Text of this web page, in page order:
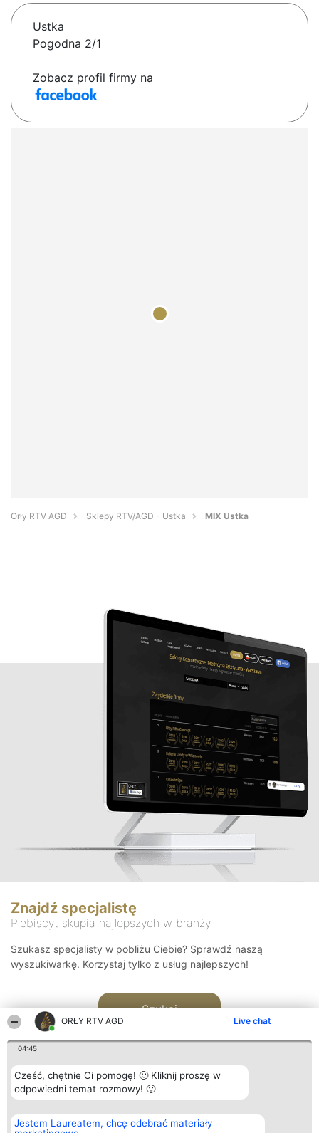
ORŁY RTV AGD Live chat
04:45
Cześć, chętnie Ci pomogę! 🙂 Kliknij proszę w
odpowiedni temat rozmowy! 🙂
Jestem Laureatem, chcę odebrać materiały
Ustka
Pogodna 2/1
Zobacz profil firmy na
Orły RTV AGD Sklepy RTV/AGD - Ustka MIX Ustka
Znajdź specjalistę
Plebiscyt skupia najlepszych w branży
Szukasz specjalisty w pobliżu Ciebie? Sprawdź naszą
wyszukiwarkę. Korzystaj tylko z usług najlepszych!
Szukaj
Organizator plebiscytu
Bright Side Solutions sp. z o.
Plebiscyt
Laureaci
Kontakt
Kontakt